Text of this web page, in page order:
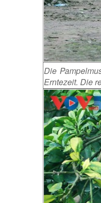
Die
Erntezeit. Die